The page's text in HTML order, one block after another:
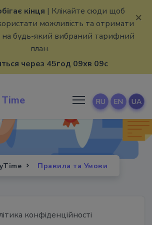
кінця | Клікайте сюди щоб
можливість та отримати
будь-який вибраний тарифний
план.
через 45год 09хв 09с
×
RU EN UA
Правила та Умови
конфіденційності